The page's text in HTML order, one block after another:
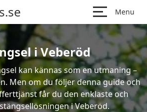
Menu
i Veberöd
kan kännas som en utmaning –
Men om du följer denna guide och
får du den enklaste och
i Veberöd.